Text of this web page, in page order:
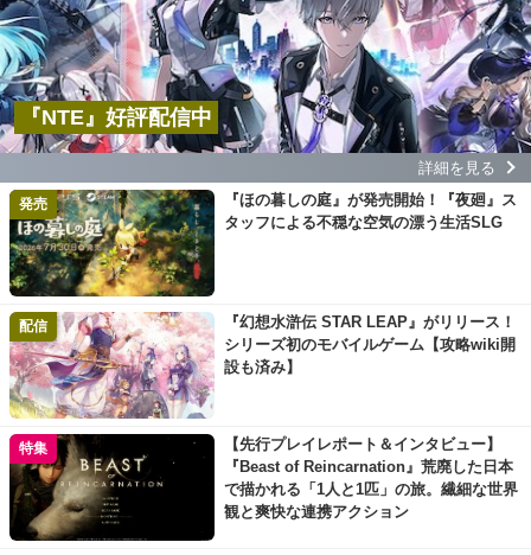
『NTE』好評配信中
詳細を見る
発売
『ほの暮しの庭』が発売開始！『夜廻』ス
タッフによる不穏な空気の漂う生活SLG
配信
『幻想水滸伝 STAR LEAP』がリリース！
シリーズ初のモバイルゲーム【攻略wiki開
設も済み】
特集
【先行プレイレポート＆インタビュー】
『Beast of Reincarnation』荒廃した日本
で描かれる「1人と1匹」の旅。繊細な世界
観と爽快な連携アクション